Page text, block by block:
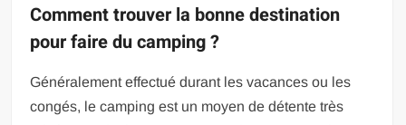
Comment trouver la bonne destination
pour faire du camping ?
Généralement effectué durant les vacances ou les
congés, le camping est un moyen de détente très